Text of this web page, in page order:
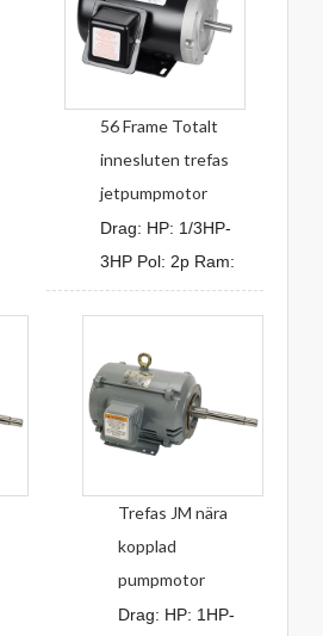
56 Frame Totalt
innesluten trefas
jetpumpmotor
Drag: HP: 1/3HP-
3HP Pol: 2p Ram:
Trefas JM nära
kopplad
pumpmotor
Drag: HP: 1HP-